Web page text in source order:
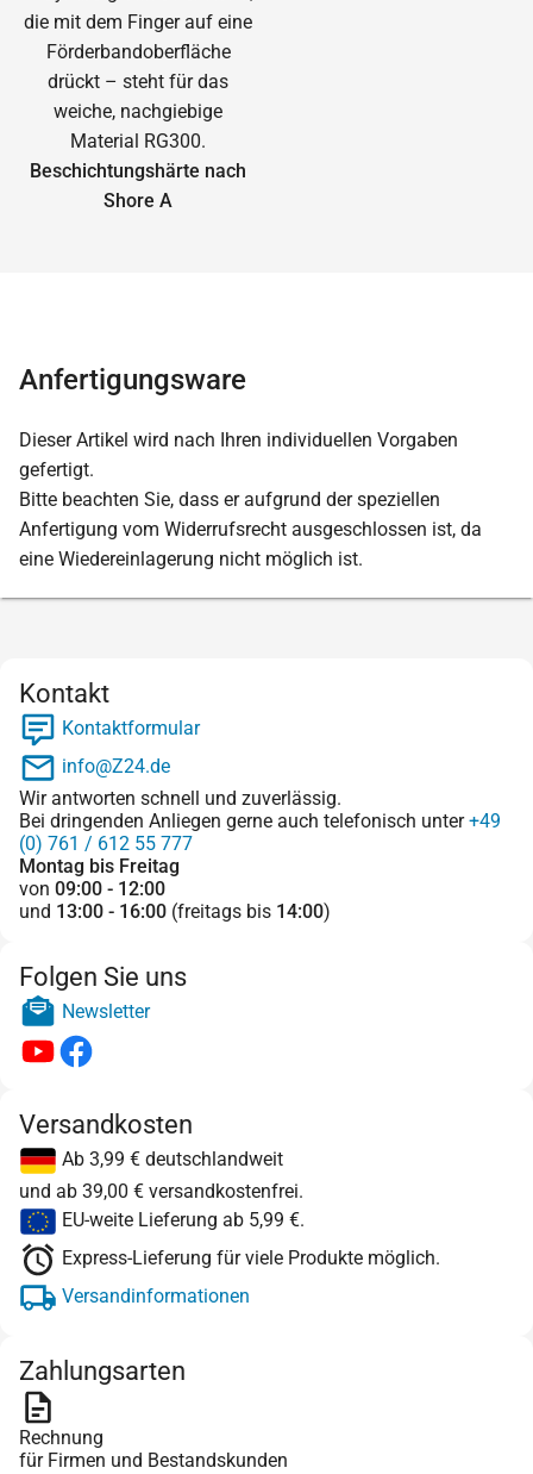
Beschichtungshärte nach
Shore A
Anfertigungsware
Dieser Artikel wird nach Ihren individuellen Vorgaben
gefertigt.
Bitte beachten Sie, dass er aufgrund der speziellen
Anfertigung vom Widerrufsrecht ausgeschlossen ist, da
eine Wiedereinlagerung nicht möglich ist.
Kontakt
Kontaktformular
info@Z24.de
Wir antworten schnell und zuverlässig.
Bei dringenden Anliegen gerne auch telefonisch unter+49
(0) 761 / 612 55 777
Montag bis Freitag
von 09:00 - 12:00
und 13:00 - 16:00 (freitags bis 14:00)
Folgen Sie uns
Newsletter
Versandkosten
Ab 3,99 € deutschlandweit
und ab 39,00 € versandkostenfrei.
EU-weite Lieferung ab 5,99 €.
Express-Lieferung für viele Produkte möglich.
Versandinformationen
Zahlungsarten
Rechnung
für Firmen und Bestandskunden